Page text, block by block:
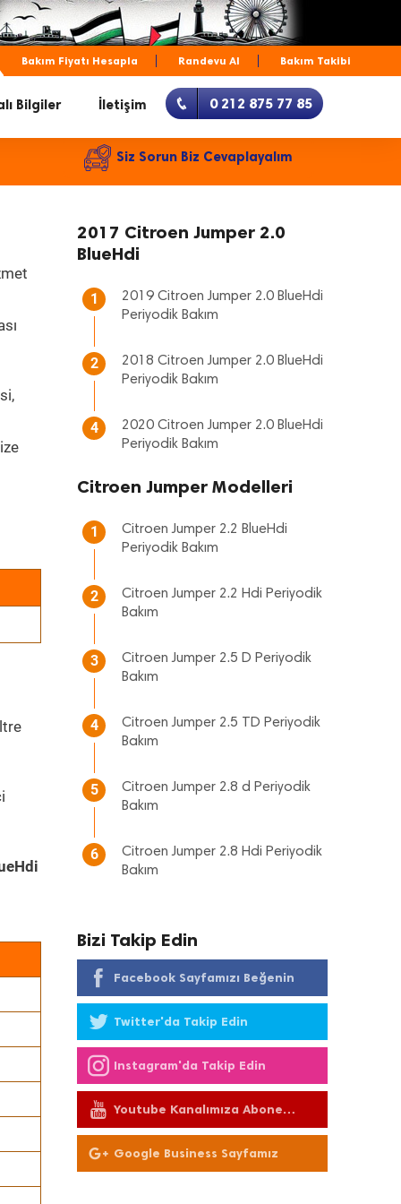
Bakım Fiyatı Hesapla Randevu Al Bakım Takibi
Bilgiler İletişim 0 212 875 77 85
Siz Sorun Biz Cevaplayalım
2017 Citroen Jumper 2.0
BlueHdi
1
2019 Citroen Jumper 2.0 BlueHdi
Periyodik Bakım
2
2018 Citroen Jumper 2.0 BlueHdi
Periyodik Bakım
4
2020 Citroen Jumper 2.0 BlueHdi
Periyodik Bakım
Citroen Jumper Modelleri
1
Citroen Jumper 2.2 BlueHdi
Periyodik Bakım
2
Citroen Jumper 2.2 Hdi Periyodik
Bakım
3
Citroen Jumper 2.5 D Periyodik
Bakım
4
Citroen Jumper 2.5 TD Periyodik
Bakım
5
Citroen Jumper 2.8 d Periyodik
Bakım
6
Citroen Jumper 2.8 Hdi Periyodik
Bakım
Bizi Takip Edin
Facebook Sayfamızı Beğenin
Twitter'da Takip Edin
Instagram'da Takip Edin
Youtube Kanalımıza Abone
Olun
Google Business Sayfamız